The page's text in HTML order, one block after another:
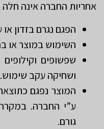
אחריות החברה אינה
הפגם נגרם בזדון
השימוש במוצר או
שפשופים
ושחיקה עקב שימוש.
המוצר נפגם
ע”י החברה.
גורם.